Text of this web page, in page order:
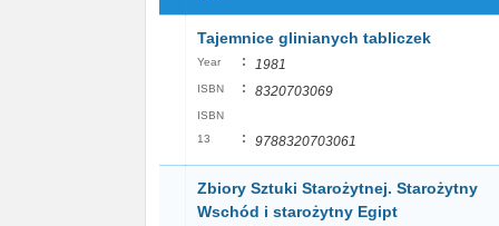
Tajemnice glinianych tabliczek
Year : 1981
ISBN : 8320703069
ISBN
13
: 9788320703061
Zbiory Sztuki Starożytnej. Starożytny
Wschód i starożytny Egipt